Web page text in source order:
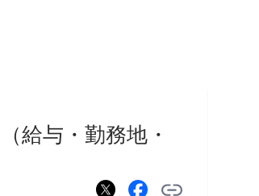
給与・勤務地・